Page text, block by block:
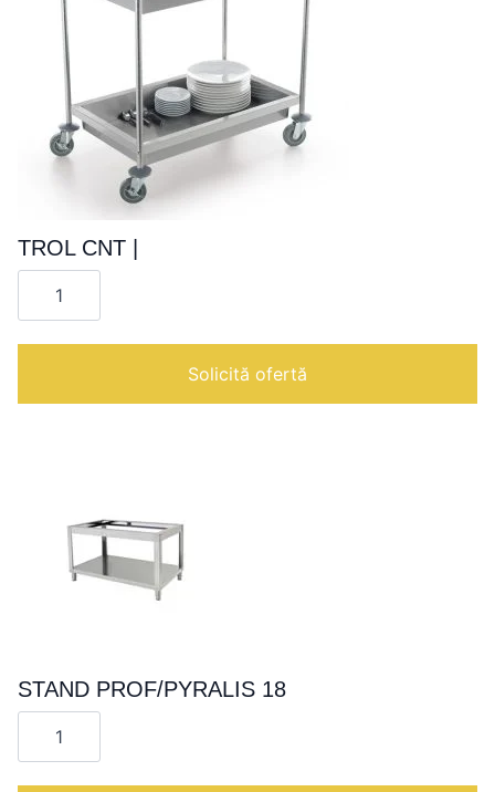
TROL CNT |
Cantitate
TROL
Solicită ofertă
STAND PROF/PYRALIS 18
Cantitate
STAND
PROF/PYRALIS